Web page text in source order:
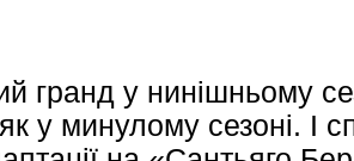
гранд у нинішньому
у минулому сезоні. І